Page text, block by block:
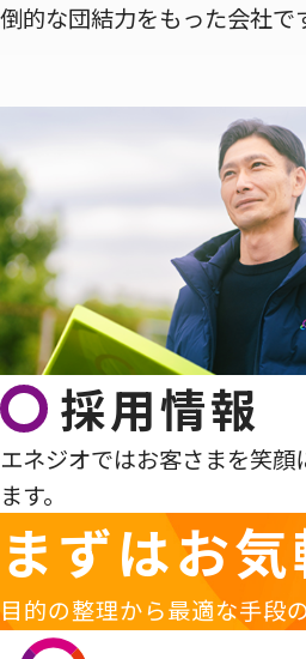
倒的な団結力をもった会社で
採用情報
エネジオではお客さまを笑
ます。
まずはお気
目的の整理から最適な手段